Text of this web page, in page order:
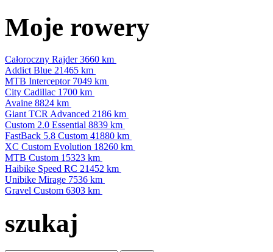
Moje rowery
Całoroczny Rajder3660 km
Addict Blue 21465 km
MTB Interceptor 7049 km
City Cadillac 1700 km
Avaine 8824 km
Giant TCR Advanced 2186 km
Custom 2.0 Essential 8839 km
FastBack 5.8 Custom 41880 km
XC Custom Evolution 18260 km
MTB Custom 15323 km
Haibike Speed RC 21452 km
Unibike Mirage 7536 km
Gravel Custom 6303 km
szukaj